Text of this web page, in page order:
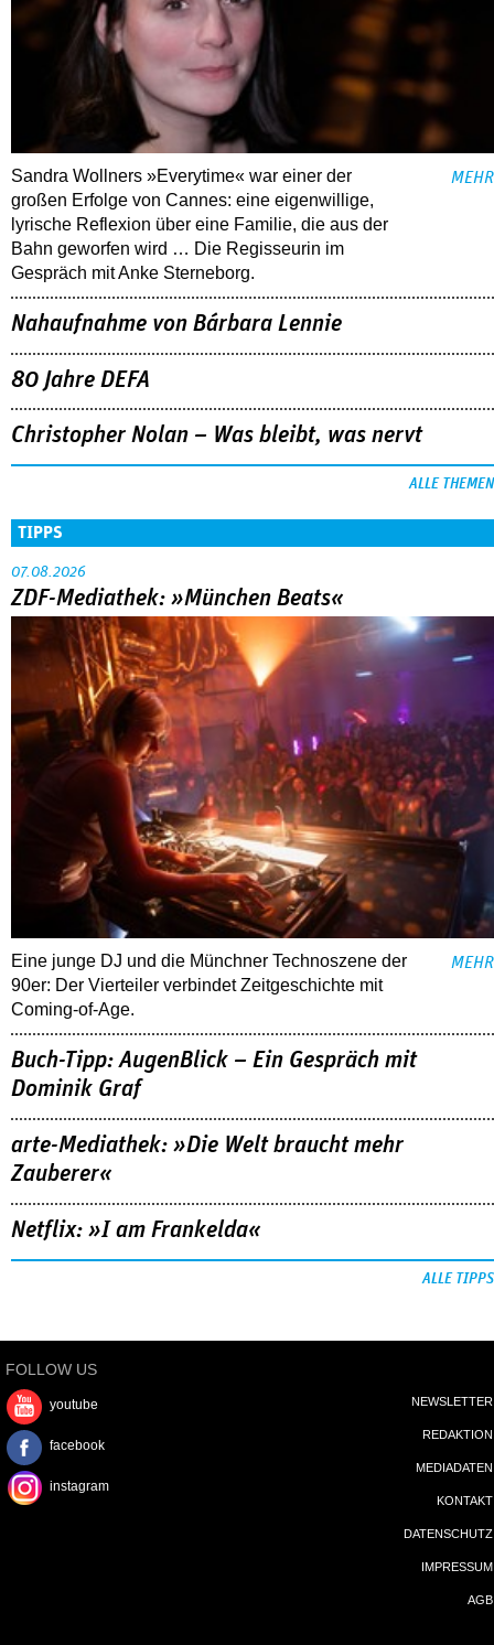
Sandra Wollners »Everytime« war einer der
großen Erfolge von Cannes: eine eigenwillige,
lyrische Reflexion über eine ­Familie, die aus der
Bahn geworfen wird … Die Regisseurin im
Gespräch mit Anke Sterneborg.
MEHR
Nahaufnahme von Bárbara Lennie
80 Jahre DEFA
Christopher Nolan – Was bleibt, was nervt
ALLE THEMEN
TIPPS
07.08.2026
ZDF-Mediathek: »München Beats«
Eine junge DJ und die Münchner Technoszene der
90er: Der Vierteiler verbindet Zeitgeschichte mit
Coming-of-Age.
MEHR
Buch-Tipp: AugenBlick – Ein Gespräch mit
Dominik Graf
arte-Mediathek: »Die Welt braucht mehr
Zauberer«
Netflix: »I am Frankelda«
ALLE TIPPS
FOLLOW US
youtube
facebook
instagram
NEWSLETTER
REDAKTION
MEDIADATEN
KONTAKT
DATENSCHUTZ
IMPRESSUM
AGB